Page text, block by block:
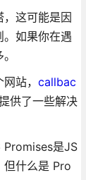
这可能是因
。如果你在遇
站， callbac
供了一些解决
Promises是JS
但什么是 Pro